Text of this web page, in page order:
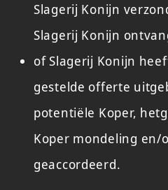
Slagerij Konijn
Slagerij Konijn
of Slagerij Konijn
gestelde offerte
potentiële Koper,
Koper mondeling en/
geaccordeerd.